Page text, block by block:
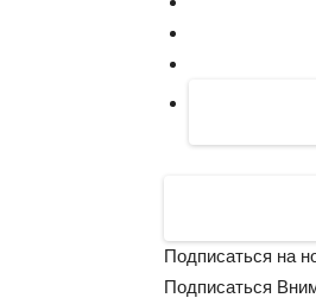
Подписаться на
Подписаться